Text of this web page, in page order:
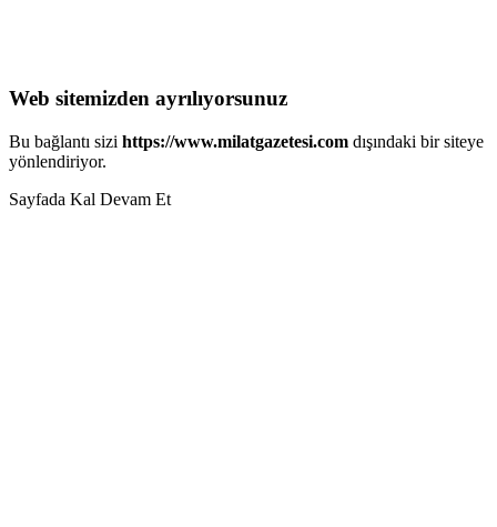
Web sitemizden ayrılıyorsunuz
Bu bağlantı sizi https://www.milatgazetesi.com dışındaki bir siteye
yönlendiriyor.
Sayfada Kal Devam Et